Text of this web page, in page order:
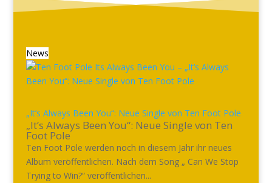
News
„It’s Always Been You“: Neue Single von Ten Foot Pole
„It’s Always Been You“: Neue Single von Ten
Foot Pole
Ten Foot Pole werden noch in diesem Jahr ihr neues
Album veröffentlichen. Nach dem Song „ Can We Stop
Trying to Win?“ veröffentlichen...